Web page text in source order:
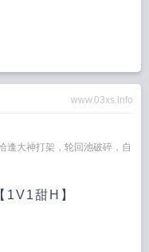
www.03xs.info
逢大神打架，轮回池破碎，自
1V1甜H】